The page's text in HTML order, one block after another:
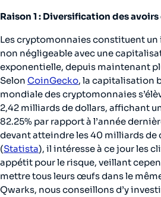
Raison 1 : Diversification des
Les cryptomonnaies constituent
non négligeable avec une
exponentielle, depuis maintenant
Selon CoinGecko, la capitalisation
mondiale des cryptomonnaies
2,42 milliards de dollars, affichant
82.25% par rapport à l’année
devant atteindre les 40 milliards de
(Statista), il intéresse à ce jour les
appétit pour le risque, veillant
mettre tous leurs œufs dans le
Qwarks, nous conseillons d’y